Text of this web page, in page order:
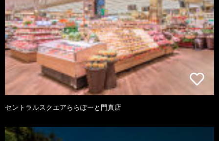
セントラルスクエアららぽーと門真店